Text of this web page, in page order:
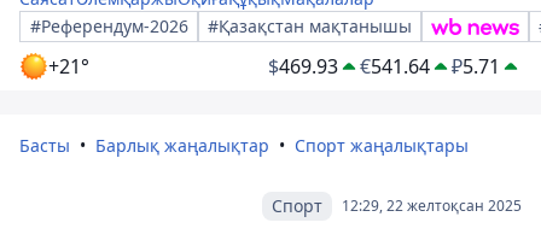
#Референдум-2026
#Қазақстан мақтанышы
+21° $469.93 €541.64 ₽5.71
Басты Барлық жаңалықтар Спорт жаңалықтары
12:29, 22 желтоқсан 2025
Спорт